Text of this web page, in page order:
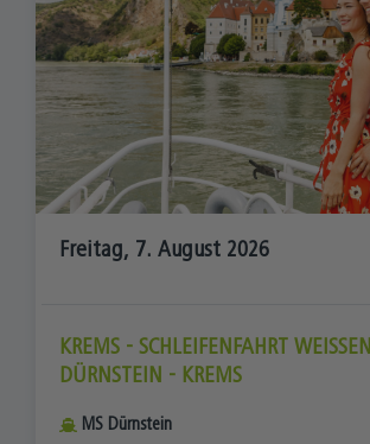
Freitag, 7. August 2026
KREMS - SCHLEIFENFAHRT
ÜRNSTEIN - KREMS
MS Dürnstein